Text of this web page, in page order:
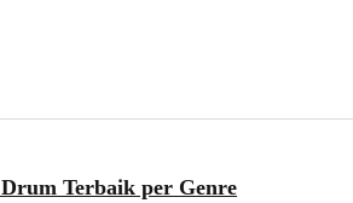
Terbaik per Genre